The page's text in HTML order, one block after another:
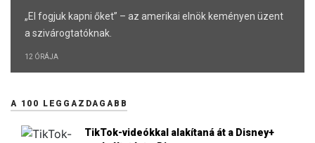
„El fogjuk kapni őket” – az amerikai elnök keményen üzent
a szivárogtatóknak.
12 ÓRÁJA
A 100 LEGGAZDAGABB
TikTok-videókkal alakítaná át a Disney+